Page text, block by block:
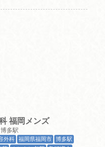
福岡メンズ
博多駅
外科 福岡県福岡市
博多駅